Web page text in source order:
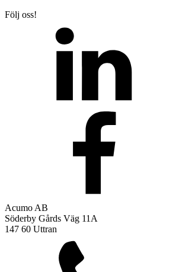
Följ oss!
Acumo AB
Söderby Gårds Väg 11A
147 60 Uttran